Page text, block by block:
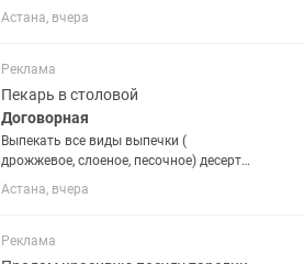
стабильность, плотная текстура и
отличный объем при взбивании! ✔️
расслаиваются. ✔️ Меньший расход
за...
Астана, вчера
Реклама
Пекарь в столовой
Договорная
Выпекать все виды выпечки (
дрожжевое, слоеное, песочное) десерты
( торты, пирожные итак далее)
Астана, вчера
Реклама